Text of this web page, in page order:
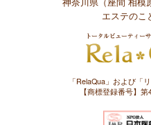
エステのこ
「RelaQua」および「
【商標登録番号】